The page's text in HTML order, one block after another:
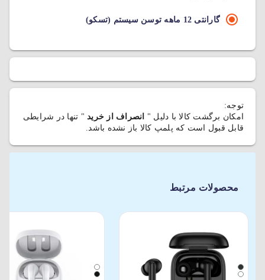
گارانتی 12 ماهه توسن سیستم (تسکو)
توجه:
امکان برگشت کالا با دلیل "
انصراف از خرید " تنها در شرایطی
قابل قبول است که پلمپ کالا باز نشده باشد.
محصولات مرتبط